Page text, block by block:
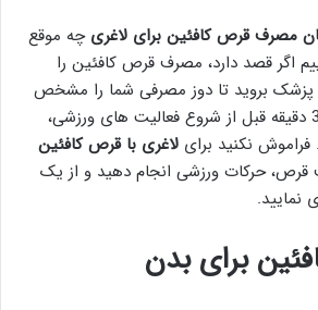
مصرف قرص کافئین برای لاغریچه موقع
اگر قصد دارد، مصرف قرص کافئین را
پزشک بروید تا دوز مصرفی شما را مشخص
کند.سپس می توانید 30 دقیقه قبل از شروع فعالیت های ورزشی،
نکنید برای لاغری با قرص کافئین
قرص، حرکات ورزشی انجام دهید و از یک
نمایید.
برای بدن